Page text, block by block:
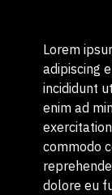
Lorem
adipiscing
incididunt
enim ad
commodo
dolore eu